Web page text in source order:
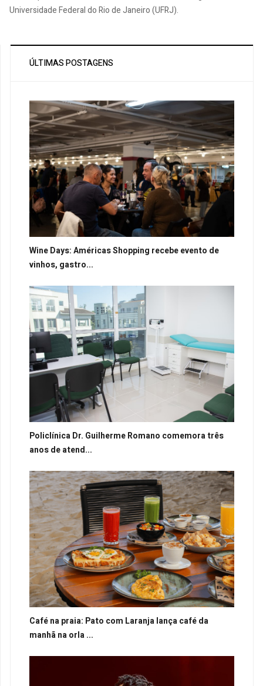
Universidade Federal do Rio de Janeiro (UFRJ).
ÚLTIMAS POSTAGENS
Wine Days: Américas Shopping recebe evento de
vinhos, gastro...
Policlínica Dr. Guilherme Romano comemora três
anos de atend...
Café na praia: Pato com Laranja lança café da
manhã na orla ...